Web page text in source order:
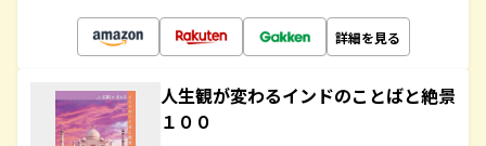
詳細を見る
人生観が変わるインドのことばと絶景
１００